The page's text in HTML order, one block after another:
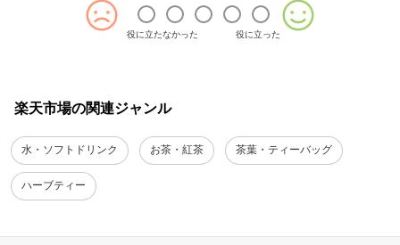
役に立たなかった 役に立った
楽天市場の関連ジャンル
水・ソフトドリンク お茶・紅茶 茶葉・ティーバッグ
ハーブティー